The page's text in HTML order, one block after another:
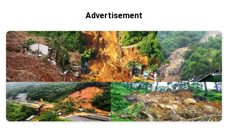
Advertisement